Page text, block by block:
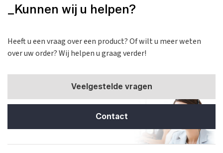
_Kunnen wij u helpen?
Heeft u een vraag over een product? Of wilt u meer weten
over uw order? Wij helpen u graag verder!
Veelgestelde vragen
Contact